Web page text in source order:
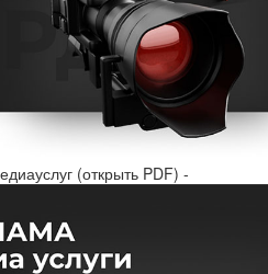
(открыть PDF) -